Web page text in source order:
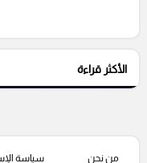
التعليقات السابقة
الأكثر قراءة
من نحن سياسة